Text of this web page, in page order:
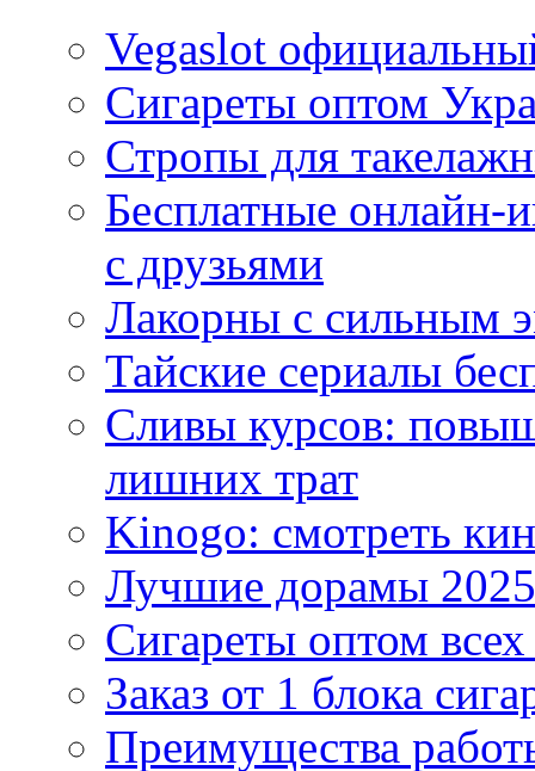
Vegaslot
Сигареты оптом
Стропы для
Бесплатные
с друзьями
Лакорны с сильным
Тайские сериалы
Сливы курсов:
лишних трат
Kinogo: смотреть
Лучшие дорамы
Сигареты оптом
Заказ от 1 блока
Преимущества